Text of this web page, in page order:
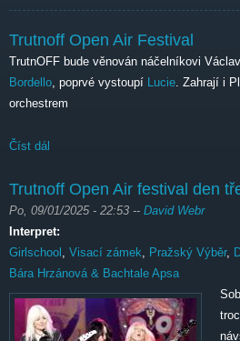
Trutnoff Open Air Festival
TrutnOFF bude věnován náčelníkovi
Bordello , poprvé vystoupí Lucie . Zahrají i
orchestrem
Číst dál
Trutnoff Open Air festival den
Po, 09/01/2025 - 22:53 -- David Webr
Interpret:
Girlschool
Visací zámek Pražský Výběr,
Bára Hrzánová & Bachtale Apsa